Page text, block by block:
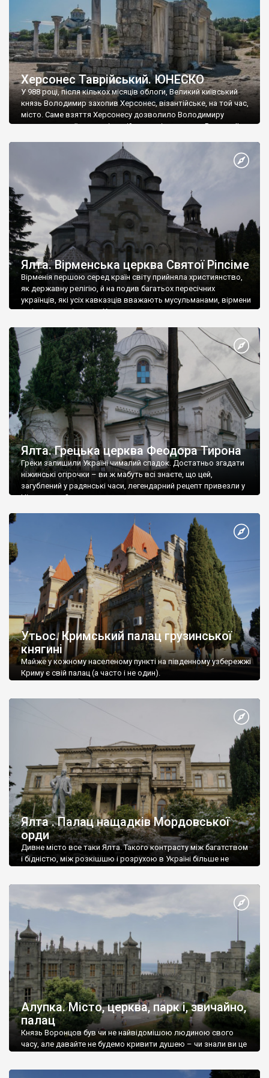
Херсонес Таврійський. ЮНЕСКО
У 988 році, після кількох місяців облоги, Великий київський
князь Володимир захопив Херсонес, візантійське, на той час,
місто. Саме взяття Херсонесу дозволило Володимиру
диктувати свої умови візантійському імператору Василю ІІ, та
Херсонесі Володимир-язичник, став Василем-християнином.
А потім було Хрещення Русі. На честь Херсонесу Таврійського
Ялта. Вірменська церква Святої Ріпсіме
Вірменія першою серед країн світу прийняла християнство,
як державну релігію, й на подив багатьох пересічних
українців, які усіх кавказців вважають мусульманами, вірмени
є відданими вірянами Христа
Ялта. Грецька церква Феодора Тирона
Греки залишили Україні чималий спадок. Достатньо згадати
ніжинські огірочки – ви ж мабуть всі знаєте, що цей,
загублений у радянські часи, легендарний рецепт привезли у
Ніжин греки?
Утьос. Кримський палац грузинської
княгині
Майже у кожному населеному пункті на південному узбережжі
Криму є свій палац (а часто і не один).
Ялта . Палац нащадків Мордовської
орди
Дивне місто все таки Ялта. Такого контрасту між багатством
і бідністю, між розкішшю і розрухою в Україні більше не
Алупка. Місто, церква, парк і, звичайно,
палац
Князь Воронцов був чи не найвідомішою людиною свого
часу, але давайте не будемо кривити душею – чи знали ви це